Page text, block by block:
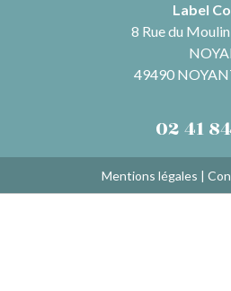
Label
8 Rue du
49490
02 41
Mentions légales |